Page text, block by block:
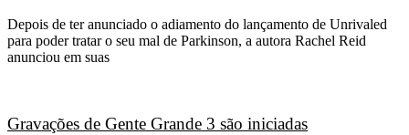
Depois de ter anunciado o adiamento do lançamento de Unrivaled
para poder tratar o seu mal de Parkinson, a autora Rachel Reid
anunciou em suas
Gravações de Gente Grande 3 são iniciadas